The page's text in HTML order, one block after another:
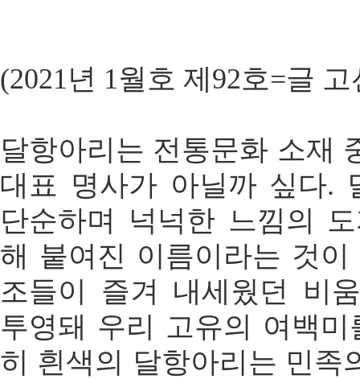
(2021년 1월호 제92호=글
달항아리는 전통문화 소재
대표 명사가 아닐까 싶다.
단순하며 넉넉한 느낌의
해 붙여진 이름이라는 것
조들이 즐겨 내세웠던 비
투영돼 우리 고유의 여백
히 흰색의 달항아리는 민족